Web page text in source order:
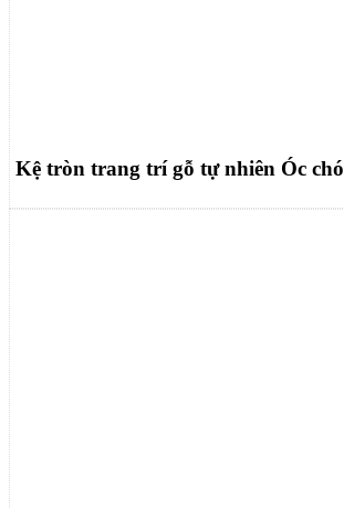
Kệ tròn trang trí gỗ tự nhiên Óc chó